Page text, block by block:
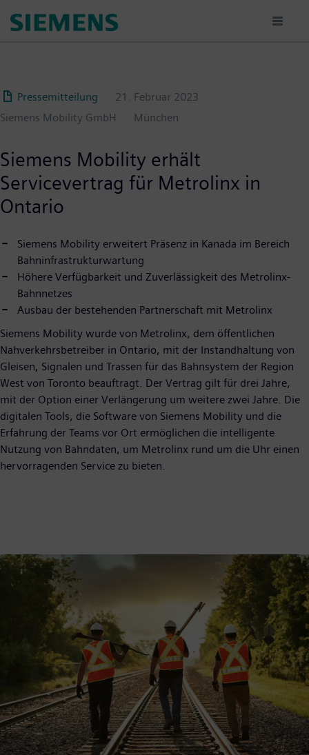
para
Pressemitteilung
21. Februar 2023
Siemens Mobility GmbH
München
Siemens Mobility erhält
Servicevertrag für Metrolinx in
Ontario
Siemens Mobility erweitert Präsenz in Kanada im Bereich
Bahninfrastrukturwartung
Höhere Verfügbarkeit und Zuverlässigkeit des Metrolinx-
Bahnnetzes
Ausbau der bestehenden Partnerschaft mit Metrolinx
Siemens Mobility wurde von Metrolinx, dem öffentlichen
Nahverkehrsbetreiber in Ontario, mit der Instandhaltung von
Gleisen, Signalen und Trassen für das Bahnsystem der Region
West von Toronto beauftragt. Der Vertrag gilt für drei Jahre,
mit der Option einer Verlängerung um weitere zwei Jahre. Die
digitalen Tools, die Software von Siemens Mobility und die
Erfahrung der Teams vor Ort ermöglichen die intelligente
Nutzung von Bahndaten, um Metrolinx rund um die Uhr einen
hervorragenden Service zu bieten.